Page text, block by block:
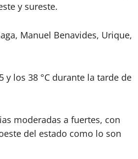
y sureste.
Manuel Benavides, Urique,
y los 38 °C durante la tarde de
moderadas a fuertes, con
del estado como lo son